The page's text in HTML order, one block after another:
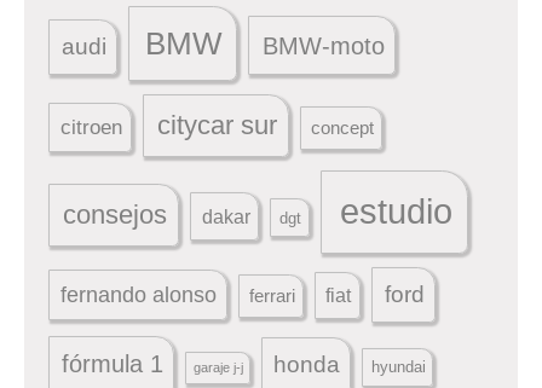
audi BMW BMW-moto
citroen citycar sur concept
consejos dakar dgt estudio
fernando alonso ferrari fiat ford
fórmula 1 garaje j-j honda hyundai